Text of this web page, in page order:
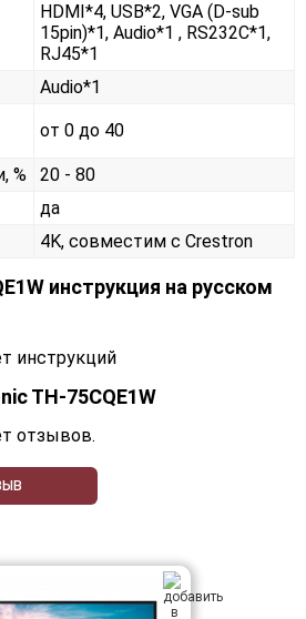
HDMI*4, USB*2, VGA (D-sub
15pin)*1, Audio*1 , RS232С*1,
RJ45*1
Audio*1
от 0 до 40
%
20 - 80
да
4K, совместим с Crestron
инструкция на русском
инструкций
TH-75CQE1W
отзывов.